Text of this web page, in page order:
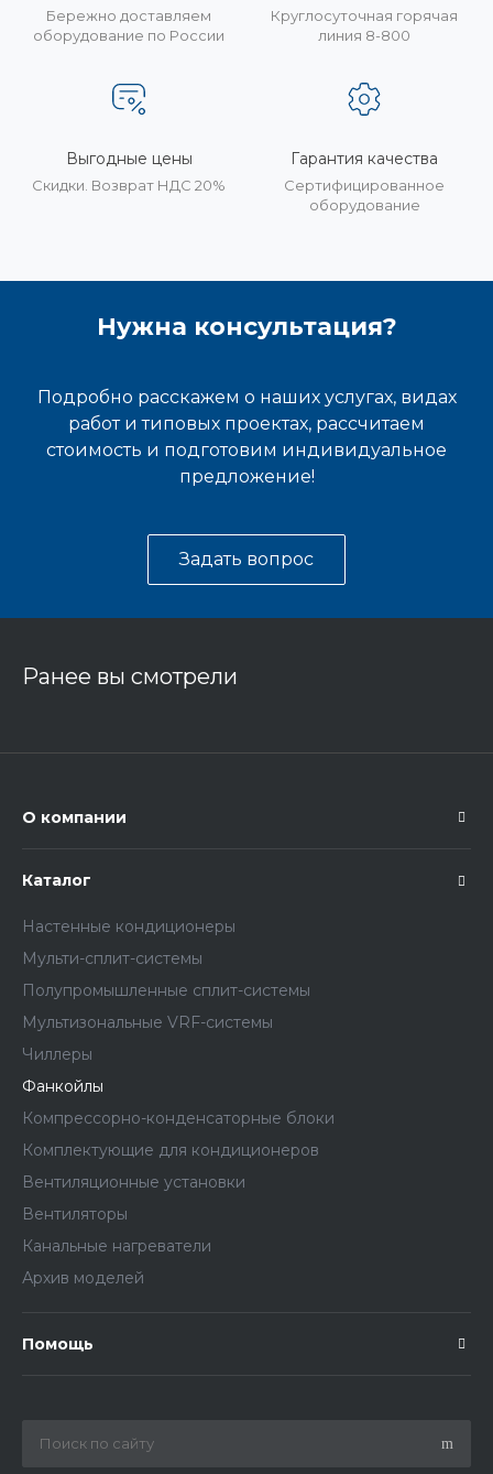
Бережно доставляем
оборудование по России
Круглосуточная горячая
линия 8-800
Выгодные цены
Скидки. Возврат НДС 20%
Гарантия качества
Сертифицированное
оборудование
Нужна консультация?
Подробно расскажем о наших услугах, видах
работ и типовых проектах, рассчитаем
стоимость и подготовим индивидуальное
предложение!
Задать вопрос
Ранее вы смотрели
О компании
Каталог
Настенные кондиционеры
Мульти-сплит-системы
Полупромышленные сплит-системы
Мультизональные VRF-системы
Чиллеры
Фанкойлы
Компрессорно-конденсаторные блоки
Комплектующие для кондиционеров
Вентиляционные установки
Вентиляторы
Канальные нагреватели
Архив моделей
Помощь